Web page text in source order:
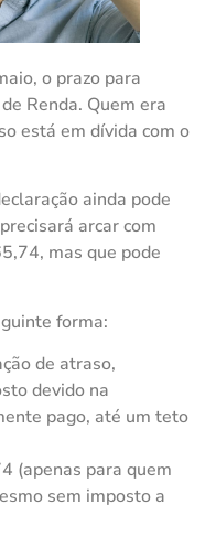
o prazo para
Renda. Quem era
está em dívida com o
ainda pode
arcar com
mas que pode
forma:
de atraso,
devido na
pago, até um teto
(apenas para quem
sem imposto a